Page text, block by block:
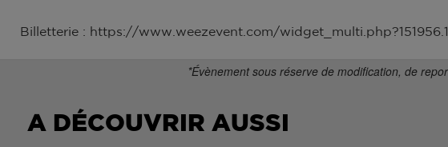
Billetterie : https://www.weezevent.com/
*Évènement sous réserve de modification, de
A DÉCOUVRIR AUSSI